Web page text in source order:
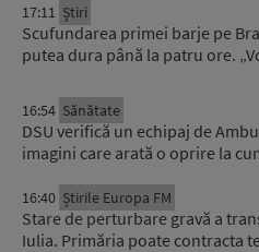
17:11 Știri
Scufundarea primei barje pe
putea dura până la patru ore.
16:54 Sănătate
DSU verifică un echipaj de
imagini care arată o oprire la
16:40 Știrile Europa FM
Stare de perturbare gravă a
Iulia. Primăria poate contracta